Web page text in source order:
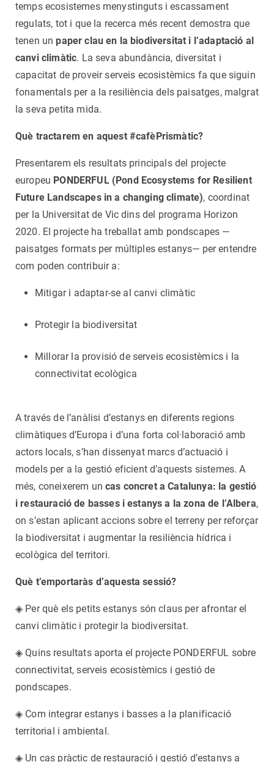
temps ecosistemes menystinguts i escassament
regulats, tot i que la recerca més recent demostra que
tenen unpaper clau en la biodiversitat i l’adaptació al
canvi climàtic. La seva abundància, diversitat i
capacitat de proveir serveis ecosistèmics fa que siguin
fonamentals per a la resiliència dels paisatges, malgrat
la seva petita mida.
Què tractarem en aquest #cafèPrismàtic?
Presentarem els resultats principals del projecte
europeu PONDERFUL (Pond Ecosystems for Resilient
Future Landscapes in a changing climate), coordinat
per la Universitat de Vic dins del programa Horizon
2020. El projecte ha treballat amb pondscapes —
paisatges formats per múltiples estanys— per entendre
com poden contribuir a:
Mitigar i adaptar-se al canvi climàtic
Protegir la biodiversitat
Millorar la provisió de serveis ecosistèmics i la
connectivitat ecològica
A través de l’anàlisi d’estanys en diferents regions
climàtiques d’Europa i d’una forta col·laboració amb
actors locals, s’han dissenyat marcs d’actuació i
models per a la gestió eficient d’aquests sistemes. A
més, coneixerem uncas concret a Catalunya: la gestió
i restauració de basses i estanys a la zona de l’Albera,
on s’estan aplicant accions sobre el terreny per reforçar
la biodiversitat i augmentar la resiliència hídrica i
ecològica del territori.
Què t’emportaràs d’aquesta sessió?
◈ Per què els petits estanys són claus per afrontar el
canvi climàtic i protegir la biodiversitat.
◈ Quins resultats aporta el projecte PONDERFUL sobre
connectivitat, serveis ecosistèmics i gestió de
pondscapes.
◈ Com integrar estanys i basses a la planificació
territorial i ambiental.
◈ Un cas pràctic de restauració i gestió d’estanys a